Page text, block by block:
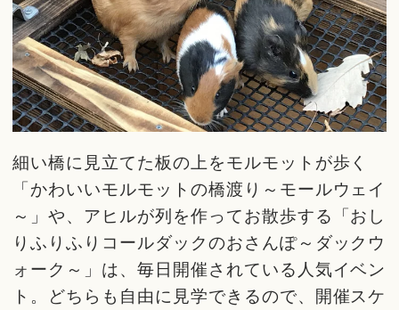
細い橋に見立てた板の上をモルモットが歩く
「かわいいモルモットの橋渡り～モールウェイ
～」や、アヒルが列を作ってお散歩する「おし
りふりふりコールダックのおさんぽ～ダックウ
ォーク～」は、毎日開催されている人気イベン
ト。どちらも自由に見学できるので、開催スケ